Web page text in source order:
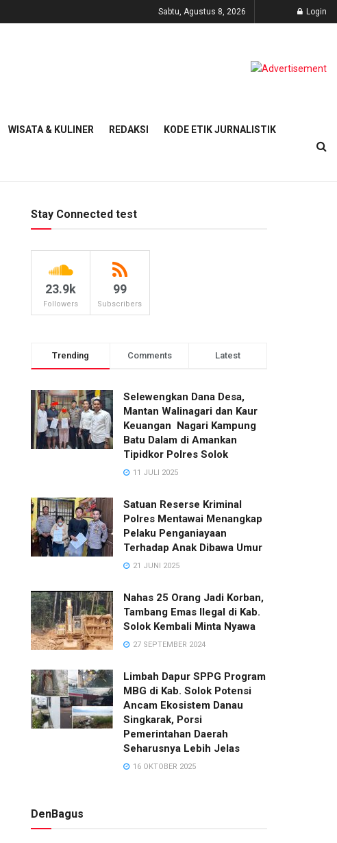
Sabtu, Agustus 8, 2026 Login
WISATA & KULINER REDAKSI KODE ETIK JURNALISTIK
Stay Connected test
23.9k
Followers
99
Subscribers
Trending Comments Latest
Selewengkan Dana Desa,
Mantan Walinagari dan Kaur
Keuangan Nagari Kampung
Batu Dalam di Amankan
Tipidkor Polres Solok
11 JULI 2025
Satuan Reserse Kriminal
Polres Mentawai Menangkap
Pelaku Penganiayaan
Terhadap Anak Dibawa Umur
21 JUNI 2025
Nahas 25 Orang Jadi Korban,
Tambang Emas Ilegal di Kab.
Solok Kembali Minta Nyawa
27 SEPTEMBER 2024
Limbah Dapur SPPG Program
MBG di Kab. Solok Potensi
Ancam Ekosistem Danau
Singkarak, Porsi
Pemerintahan Daerah
Seharusnya Lebih Jelas
16 OKTOBER 2025
DenBagus